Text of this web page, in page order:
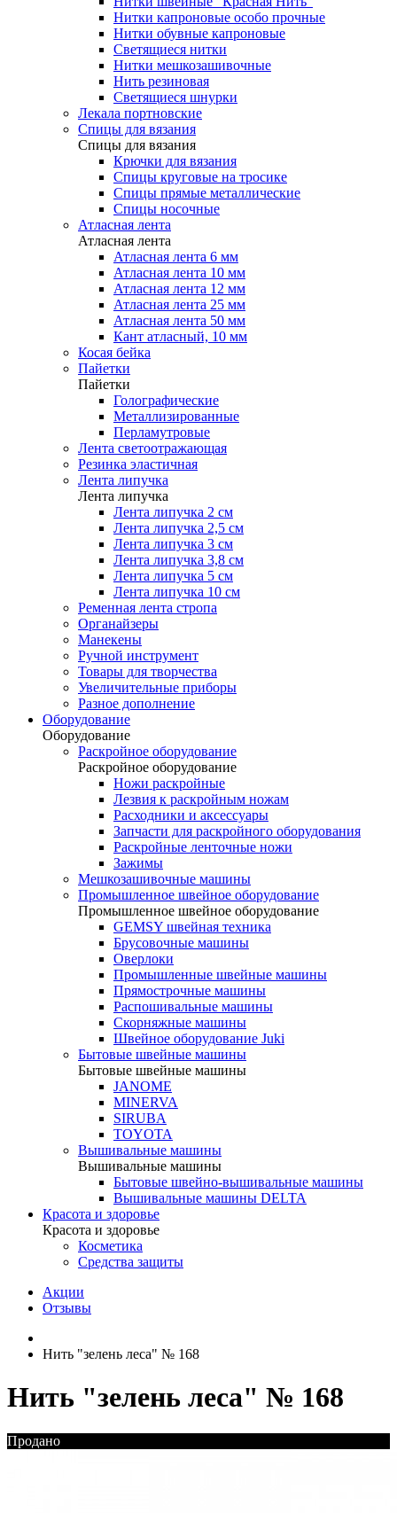
Нитки капроновые особо прочные
Нитки обувные капроновые
Светящиеся нитки
Нитки мешкозашивочные
Нить резиновая
Светящиеся шнурки
Лекала портновские
Спицы для вязания
Спицы для вязания
Крючки для вязания
Спицы круговые на тросике
Спицы прямые металлические
Спицы носочные
Атласная лента
Атласная лента
Атласная лента 6 мм
Атласная лента 10 мм
Атласная лента 12 мм
Атласная лента 25 мм
Атласная лента 50 мм
Кант атласный, 10 мм
Косая бейка
Пайетки
Пайетки
Голографические
Металлизированные
Перламутровые
Лента светоотражающая
Резинка эластичная
Лента липучка
Лента липучка
Лента липучка 2 см
Лента липучка 2,5 см
Лента липучка 3 см
Лента липучка 3,8 см
Лента липучка 5 см
Лента липучка 10 см
Ременная лента стропа
Органайзеры
Манекены
Ручной инструмент
Товары для творчества
Увеличительные приборы
Разное дополнение
Оборудование
Оборудование
Раскройное оборудование
Раскройное оборудование
Ножи раскройные
Лезвия к раскройным ножам
Расходники и аксессуары
Запчасти для раскройного оборудования
Раскройные ленточные ножи
Зажимы
Мешкозашивочные машины
Промышленное швейное оборудование
Промышленное швейное оборудование
GEMSY швейная техника
Брусовочные машины
Оверлоки
Промышленные швейные машины
Прямострочные машины
Распошивальные машины
Скорняжные машины
Швейное оборудование Juki
Бытовые швейные машины
Бытовые швейные машины
JANOME
MINERVA
SIRUBA
TOYOTA
Вышивальные машины
Вышивальные машины
Бытовые швейно-вышивальные машины
Вышивальные машины DELTA
Красота и здоровье
Красота и здоровье
Косметика
Средства защиты
Акции
Отзывы
Нить "зелень леса" № 168
Нить "зелень леса" № 168
Продано